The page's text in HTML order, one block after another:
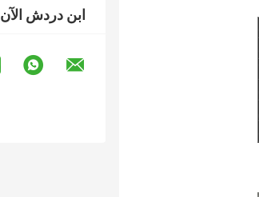
ابن دردش الآن